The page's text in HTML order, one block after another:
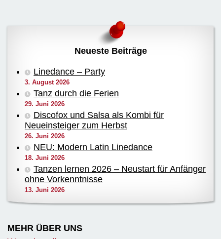
Neueste Beiträge
Linedance – Party
3. August 2026
Tanz durch die Ferien
29. Juni 2026
Discofox und Salsa als Kombi für
Neueinsteiger zum Herbst
26. Juni 2026
NEU: Modern Latin Linedance
18. Juni 2026
Tanzen lernen 2026 – Neustart für Anfänger
ohne Vorkenntnisse
13. Juni 2026
MEHR ÜBER UNS